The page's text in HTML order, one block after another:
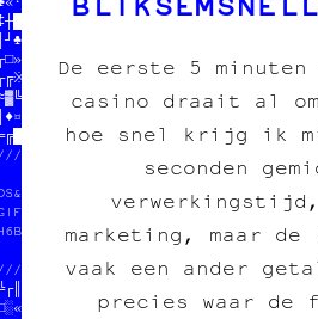
$$$  DU
POUR COPIE
F/   ////  tout
R /+//CARBO1¥   J/   ////
O/ Adit|on  ZJ
/// diy    /@b
K      U1
N//             //  ///
on fait des pin's    //
des affiches         //
De eerste 5
casino draait al
hoe snel krijg ik
seconden
marketing, maar
vaak een ander
precies waar